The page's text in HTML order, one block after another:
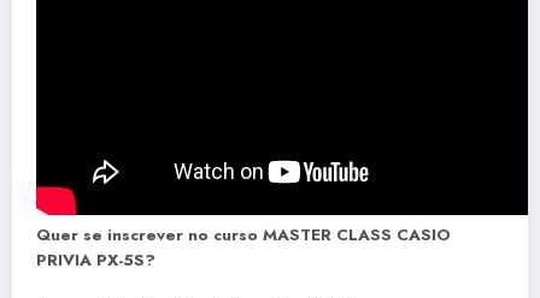
Quer se inscrever no curso MASTER CLASS CASIO
PRIVIA PX-5S?